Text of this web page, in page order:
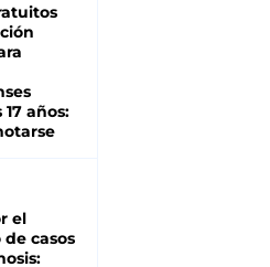
años:
el
casos